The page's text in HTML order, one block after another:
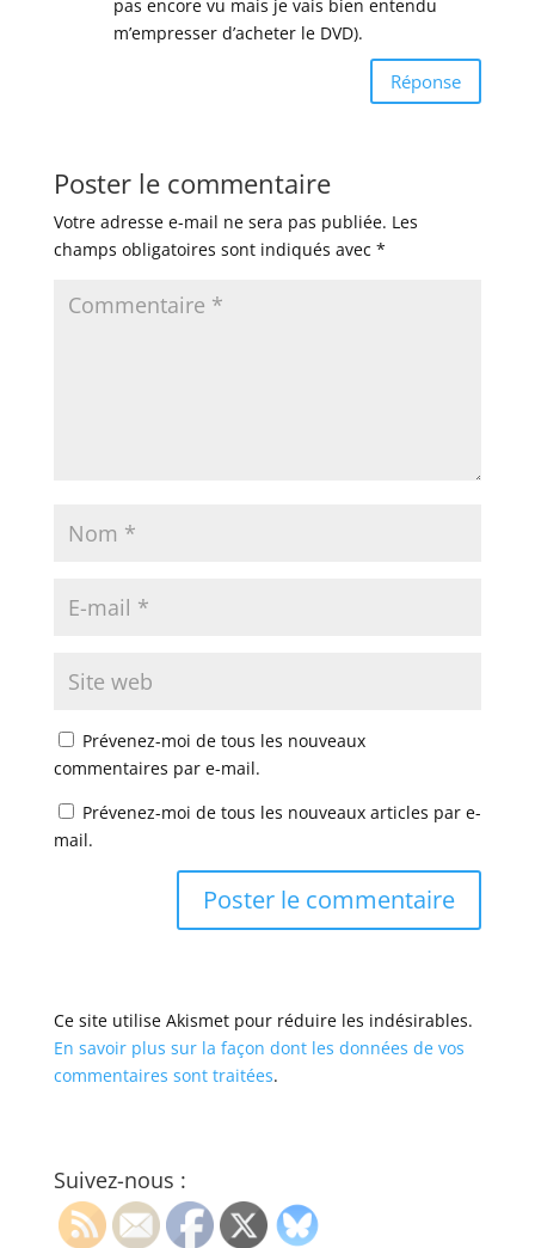
pas encore vu mais je vais bien entendu
m’empresser d’acheter le DVD).
Réponse
Poster le commentaire
Votre adresse e-mail ne sera pas publiée. Les
champs obligatoires sont indiqués avec *
Prévenez-moi de tous les nouveaux
commentaires par e-mail.
Prévenez-moi de tous les nouveaux articles par e-
mail.
Ce site utilise Akismet pour réduire les indésirables.
En savoir plus sur la façon dont les données de vos
commentaires sont traitées.
Suivez-nous :